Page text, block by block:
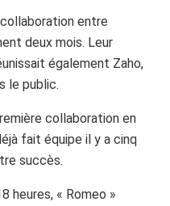
entre
deux mois. Leur
également Zaho,
le public.
collaboration en
fait équipe il y a cinq
succès.
heures, « Romeo »